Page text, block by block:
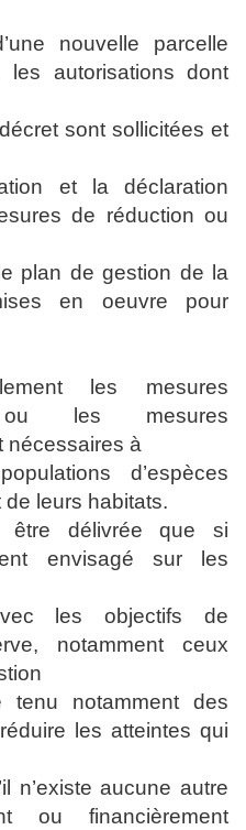
nouvelle parcelle
les autorisations dont
sont sollicitées et
et la déclaration
de réduction ou
plan de gestion de la
en oeuvre pour
les mesures
ou les mesures
nécessaires à
d’espèces
leurs habitats.
être délivrée que si
envisagé sur les
les objectifs de
notamment ceux
notamment des
les atteintes qui
n’existe aucune autre
ou financièrement